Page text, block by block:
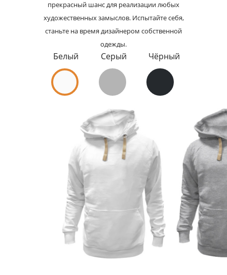
прекрасный шанс для реализации любых
художественных замыслов. Испытайте себя,
станьте на время дизайнером собственной
одежды.